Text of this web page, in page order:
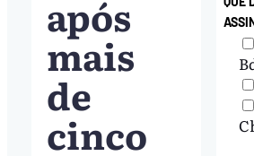
após
mais
de
cinco